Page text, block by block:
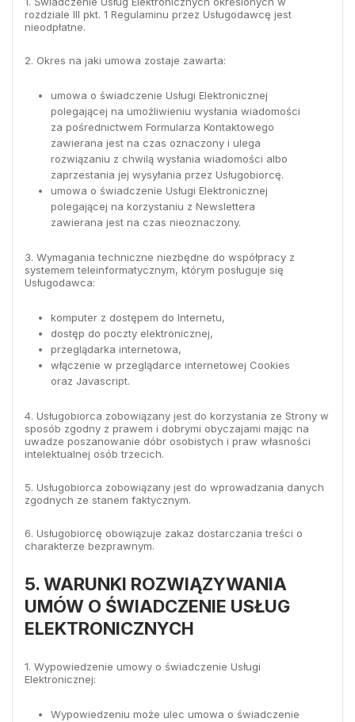
rozdziale III pkt. 1 Regulaminu przez Usługodawcę jest
nieodpłatne.
2. Okres na jaki umowa zostaje zawarta:
umowa o świadczenie Usługi Elektronicznej
polegającej na umożliwieniu wysłania wiadomości
za pośrednictwem Formularza Kontaktowego
zawierana jest na czas oznaczony i ulega
rozwiązaniu z chwilą wysłania wiadomości albo
zaprzestania jej wysyłania przez Usługobiorcę.
umowa o świadczenie Usługi Elektronicznej
polegającej na korzystaniu z Newslettera
zawierana jest na czas nieoznaczony.
3. Wymagania techniczne niezbędne do współpracy z
systemem teleinformatycznym, którym posługuje się
Usługodawca:
komputer z dostępem do Internetu,
dostęp do poczty elektronicznej,
przeglądarka internetowa,
włączenie w przeglądarce internetowej Cookies
oraz Javascript.
4. Usługobiorca zobowiązany jest do korzystania ze Strony w
sposób zgodny z prawem i dobrymi obyczajami mając na
uwadze poszanowanie dóbr osobistych i praw własności
intelektualnej osób trzecich.
5. Usługobiorca zobowiązany jest do wprowadzania danych
zgodnych ze stanem faktycznym.
6. Usługobiorcę obowiązuje zakaz dostarczania treści o
charakterze bezprawnym.
5. WARUNKI ROZWIĄZYWANIA
UMÓW O ŚWIADCZENIE USŁUG
ELEKTRONICZNYCH
1. Wypowiedzenie umowy o świadczenie Usługi
Elektronicznej:
Wypowiedzeniu może ulec umowa o świadczenie